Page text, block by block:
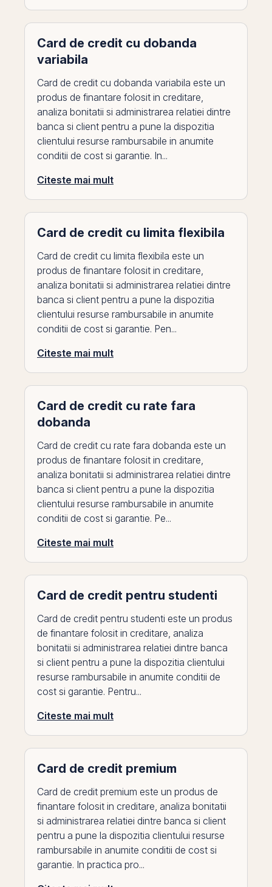
Card de credit cu dobanda
variabila
Card de credit cu dobanda variabila este un
produs de finantare folosit in creditare,
analiza bonitatii si administrarea relatiei dintre
banca si client pentru a pune la dispozitia
clientului resurse rambursabile in anumite
conditii de cost si garantie. In...
Citeste mai mult
Card de credit cu limita flexibila
Card de credit cu limita flexibila este un
produs de finantare folosit in creditare,
analiza bonitatii si administrarea relatiei dintre
banca si client pentru a pune la dispozitia
clientului resurse rambursabile in anumite
conditii de cost si garantie. Pen...
Citeste mai mult
Card de credit cu rate fara
dobanda
Card de credit cu rate fara dobanda este un
produs de finantare folosit in creditare,
analiza bonitatii si administrarea relatiei dintre
banca si client pentru a pune la dispozitia
clientului resurse rambursabile in anumite
conditii de cost si garantie. Pe...
Citeste mai mult
Card de credit pentru studenti
Card de credit pentru studenti este un produs
de finantare folosit in creditare, analiza
bonitatii si administrarea relatiei dintre banca
si client pentru a pune la dispozitia clientului
resurse rambursabile in anumite conditii de
cost si garantie. Pentru...
Citeste mai mult
Card de credit premium
Card de credit premium este un produs de
finantare folosit in creditare, analiza bonitatii
si administrarea relatiei dintre banca si client
pentru a pune la dispozitia clientului resurse
rambursabile in anumite conditii de cost si
garantie. In practica pro...